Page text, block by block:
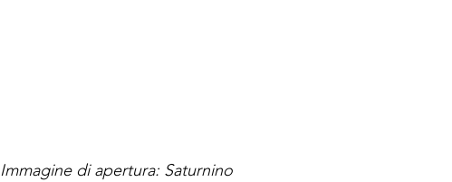
Immagine di apertura: Saturnino